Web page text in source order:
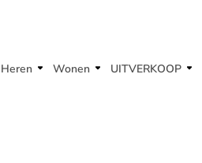
Heren Wonen UITVERKOOP